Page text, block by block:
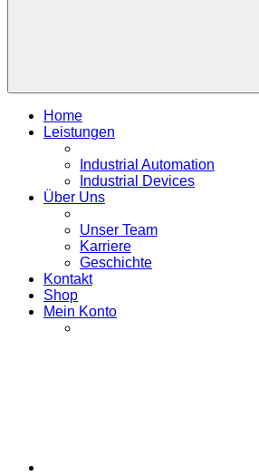
Home
Leistungen
Industrial Automation
Industrial Devices
Über Uns
Unser Team
Karriere
Geschichte
Kontakt
Shop
Mein Konto